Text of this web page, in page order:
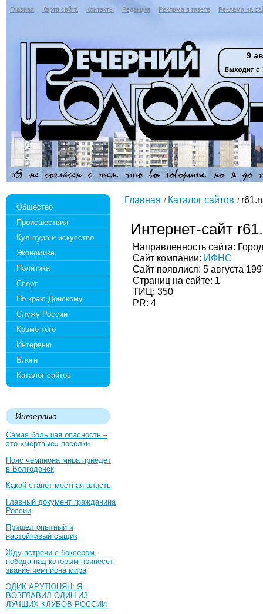
Главная Карта сайта Контакты Редакция Реклама в газете Реклама на
9
Общество
Происшествия
Культура и искусство
Экономика
Политика
Спорт
По краю Донскому
Служу России
Кроме того
Интервью
Блоги
Каталог сайтов
Интервью
Самая большая опасность –
это «мертвые» поселки
Пояс чемпиона мира приедет
в Волгодонск
Какой станет местная власть
Главный документ гражданина
России
Пришел опытный и
настойчивый сыщик
Жду встречи с боксером,
победа над которым принесет
звание чемпиона мира
ЭДИК АРУТЮНЯН: Я
ВОЗГЛАВИЛ ОДИН ИЗ
ЛУЧШИХ КЛУБОВ РОССИИ
Главная Каталог сайтов
Интернет-сайт
Направленность сайта: Город
Сайт компании: ИФНС
Сайт появлися: 5 августа
Страниц на сайте: 1
ТИЦ: 350
PR: 4